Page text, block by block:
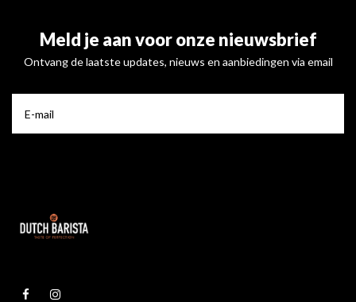
Meld je aan voor onze nieuwsbrief
Ontvang de laatste updates, nieuws en aanbiedingen via email